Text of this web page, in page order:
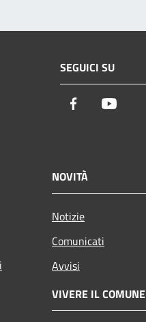
SEGUICI SU
Facebook
NOVITÀ
Notizie
Comunicati
Avvisi
VIVERE IL COMUNE